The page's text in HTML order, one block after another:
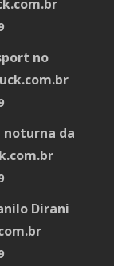
no
noturna da
Dirani